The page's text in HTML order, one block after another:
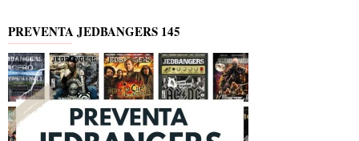
PREVENTA JEDBANGERS 145